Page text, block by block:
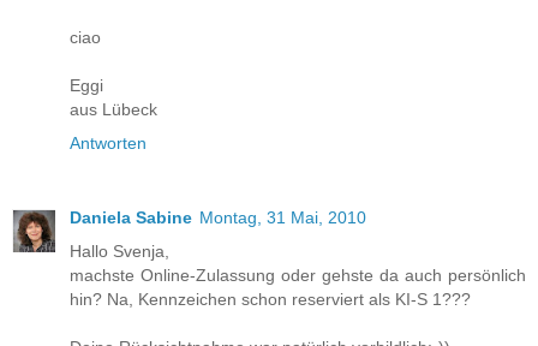
ciao
Eggi
aus Lübeck
Antworten
Daniela Sabine Montag, 31 Mai, 2010
Hallo Svenja,
machste Online-Zulassung oder gehste da auch persönlich
hin? Na, Kennzeichen schon reserviert als KI-S 1???